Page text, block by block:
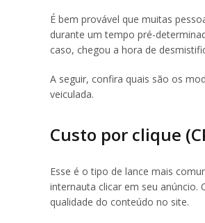
É bem provável que muitas
durante um tempo pré-
caso, chegou a hora de
A seguir, confira quais são os
veiculada.
Custo por clique
Esse é o tipo de lance mais
internauta clicar em seu
qualidade do conteúdo no site.